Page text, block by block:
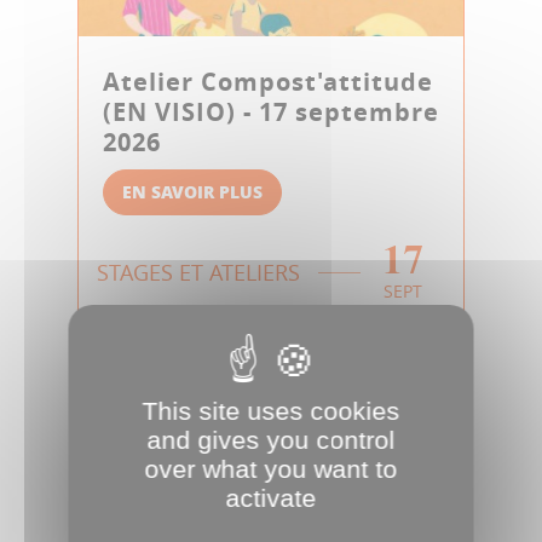
Atelier Compost'attitude
(EN VISIO) - 17 septembre
2026
EN SAVOIR PLUS
STAGES ET ATELIERS 17
SEPT
This site uses cookies
and gives you control
over what you want to
activate